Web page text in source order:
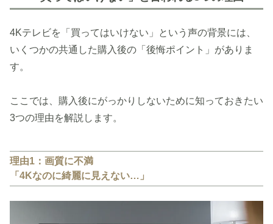
4Kテレビを「買ってはいけない」という声の背景には、
いくつかの共通した購入後の「後悔ポイント」がありま
す。
ここでは、購入後にがっかりしないために知っておきたい
3つの理由を解説します。
理由1：画質に不満
「4Kなのに綺麗に見えない…」